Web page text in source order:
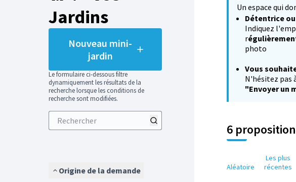
Jardins
Nouveau mini-
jardin
Le formulaire ci-dessous filtre
dynamiquement les résultats de la
recherche lorsque les conditions de
recherche sont modifiées.
Origine de la demande
Un espace qui
Détentrice
Indiquez
r
photo
Vous
N'hésitez pas
"Envoyer un
6
Aléatoire
Les plus
récentes